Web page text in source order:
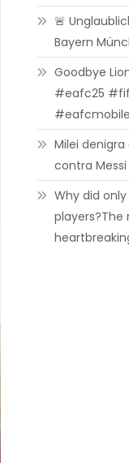
🚨
Bayern
Goodbye
#eafc25
Milei denigra
contra
Why did
players?The